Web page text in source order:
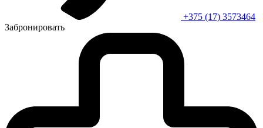
+375 (17) 3573464
Забронировать